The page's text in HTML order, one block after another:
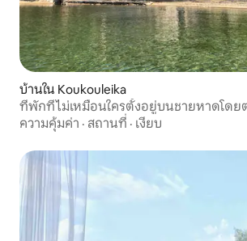
บ้านใน Koukouleika
ที่พักที่ไม่เหมือนใครตั้งอยู่บนชายหาดโดย
ความคุ้มค่า · สถานที่ · เงียบ